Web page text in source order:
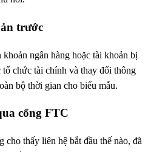
trước
ngân hàng hoặc tài khoản bị
chức tài chính và thay đổi thông
bộ thời gian cho biểu mẫu.
cổng FTC
cho thấy liên hệ bắt đầu thế nào, đã